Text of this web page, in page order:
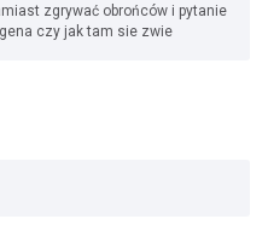
zgrywać obrońców i pytanie
czy jak tam sie zwie